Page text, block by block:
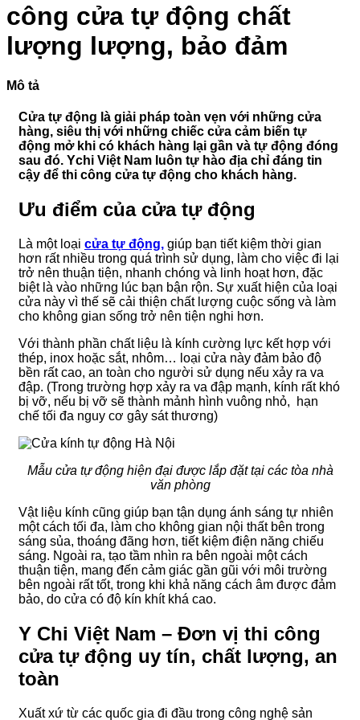
VIỆN
103
Phổ
Biến
Và
Cách
công cửa tự động chất
lượng lượng, bảo đảm
Mô tả
Cửa tự động là giải pháp toàn vẹn với những cửa
hàng, siêu thị với những chiếc cửa cảm biến tự
động mở khi có khách hàng lại gần và tự động đóng
sau đó. Ychi Việt Nam luôn tự hào địa chỉ đáng tin
cậy để thi công cửa tự động cho khách hàng.
Ưu điểm của cửa tự động
Là một loại cửa tự động, giúp bạn tiết kiệm thời gian
hơn rất nhiều trong quá trình sử dụng, làm cho việc đi lại
trở nên thuận tiện, nhanh chóng và linh hoạt hơn, đặc
biệt là vào những lúc bạn bận rộn. Sự xuất hiện của loại
cửa này vì thế sẽ cải thiện chất lượng cuộc sống và làm
cho không gian sống trở nên tiện nghi hơn.
Với thành phần chất liệu là kính cường lực kết hợp với
thép, inox hoặc sắt, nhôm… loại cửa này đảm bảo độ
bền rất cao, an toàn cho người sử dụng nếu xảy ra va
đập. (Trong trường hợp xảy ra va đập mạnh, kính rất khó
bị vỡ, nếu bị vỡ sẽ thành mảnh hình vuông nhỏ, hạn
chế tối đa nguy cơ gây sát thương)
Mẫu cửa tự động hiện đại được lắp đặt tại các tòa nhà
văn phòng
Vật liệu kính cũng giúp bạn tận dụng ánh sáng tự nhiên
một cách tối đa, làm cho không gian nội thất bên trong
sáng sủa, thoáng đãng hơn, tiết kiệm điện năng chiếu
sáng. Ngoài ra, tạo tầm nhìn ra bên ngoài một cách
thuận tiện, mang đến cảm giác gần gũi với môi trường
bên ngoài rất tốt, trong khi khả năng cách âm được đảm
bảo, do cửa có độ kín khít khá cao.
Y Chi Việt Nam – Đơn vị thi công
cửa tự động uy tín, chất lượng, an
toàn
Xuất xứ từ các quốc gia đi đầu trong công nghệ sản